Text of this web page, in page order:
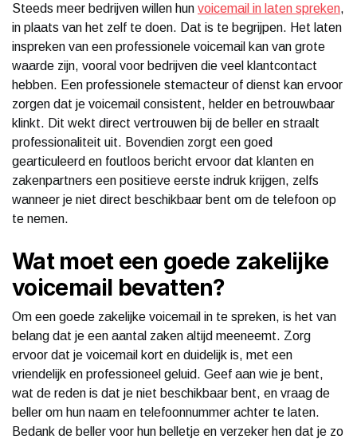
Steeds meer bedrijven willen hun voicemail in laten spreken,
in plaats van het zelf te doen. Dat is te begrijpen. Het laten
inspreken van een professionele voicemail kan van grote
waarde zijn, vooral voor bedrijven die veel klantcontact
hebben. Een professionele stemacteur of dienst kan ervoor
zorgen dat je voicemail consistent, helder en betrouwbaar
klinkt. Dit wekt direct vertrouwen bij de beller en straalt
professionaliteit uit. Bovendien zorgt een goed
gearticuleerd en foutloos bericht ervoor dat klanten en
zakenpartners een positieve eerste indruk krijgen, zelfs
wanneer je niet direct beschikbaar bent om de telefoon op
te nemen.
Wat moet een goede zakelijke
voicemail bevatten?
Om een goede zakelijke voicemail in te spreken, is het van
belang dat je een aantal zaken altijd meeneemt. Zorg
ervoor dat je voicemail kort en duidelijk is, met een
vriendelijk en professioneel geluid. Geef aan wie je bent,
wat de reden is dat je niet beschikbaar bent, en vraag de
beller om hun naam en telefoonnummer achter te laten.
Bedank de beller voor hun belletje en verzeker hen dat je zo